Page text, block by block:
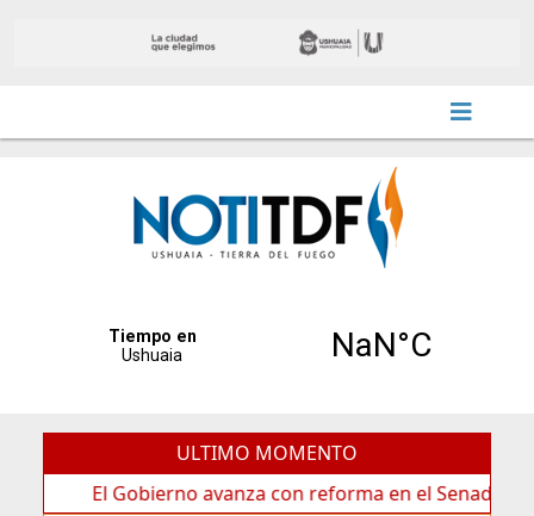
ULTIMO MOMENTO
El Gobierno avanza con reforma en el Senado